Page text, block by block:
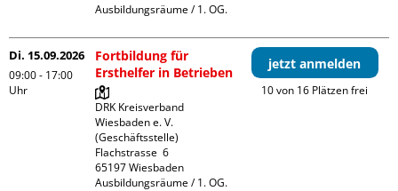
Ausbildungsräume / 1. OG.
Di. 15.09.2026
09:00 - 17:00
Uhr
Fortbildung für
Ersthelfer in Betrieben
DRK Kreisverband
Wiesbaden e. V.
(Geschäftsstelle)
Flachstrasse  6
65197 Wiesbaden
Ausbildungsräume / 1. OG.
jetzt anmelden
10 von 16 Plätzen frei